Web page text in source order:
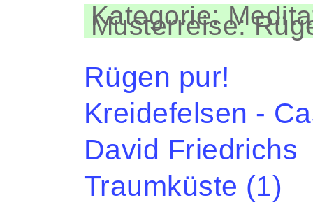
Kategorie:
Musterreise:
Rügen pur!
Kreidefelsen -
David Friedrichs
Traumküste (1)